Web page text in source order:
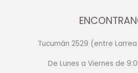
Tucumán 2529 (entre
De Lunes a Viernes de